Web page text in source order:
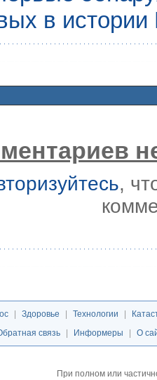
в
,
Здоровье Технологии
связь Информеры О
При полном или